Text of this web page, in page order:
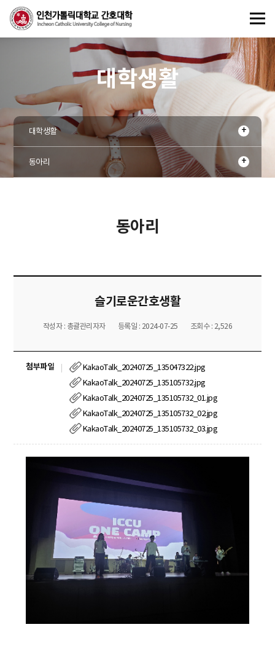
대학생활
대학생활
동아리
동아리
슬기로운간호생활
작성자 : 총괄관리자자 등록일 : 2024-07-25 조회수 : 2,526
첨부파일
KakaoTalk_20240725_135047322.jpg
KakaoTalk_20240725_135105732.jpg
KakaoTalk_20240725_135105732_01.jpg
KakaoTalk_20240725_135105732_02.jpg
KakaoTalk_20240725_135105732_03.jpg